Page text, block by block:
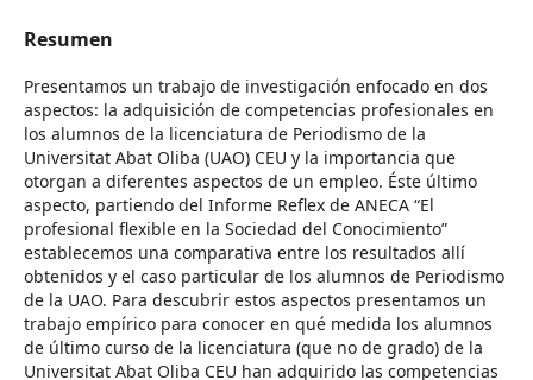
Resumen
Presentamos un trabajo de investigación enfocado en dos
aspectos: la adquisición de competencias profesionales en
los alumnos de la licenciatura de Periodismo de la
Universitat Abat Oliba (UAO) CEU y la importancia que
otorgan a diferentes aspectos de un empleo. Éste último
aspecto, partiendo del Informe Reflex de ANECA “El
profesional flexible en la Sociedad del Conocimiento”
establecemos una comparativa entre los resultados allí
obtenidos y el caso particular de los alumnos de Periodismo
de la UAO. Para descubrir estos aspectos presentamos un
trabajo empírico para conocer en qué medida los alumnos
de último curso de la licenciatura (que no de grado) de la
Universitat Abat Oliba CEU han adquirido las competencias